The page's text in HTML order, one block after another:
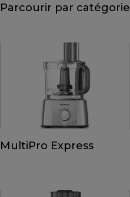
Parcourir par catégorie
MultiPro Express